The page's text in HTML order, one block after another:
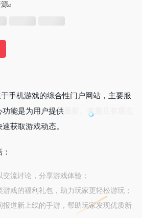
手机游戏的综合性门户网站，主要服
能是为用户提供 最新、有趣且有观点
获取游戏动态。
交流讨论，分享游戏体验；
游戏的福利礼包，助力玩家更轻松游玩；
报道新上线的手游，帮助玩家发现优质新